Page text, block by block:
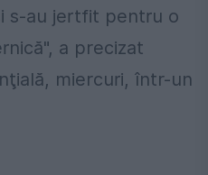
s-au jertfit pentru o
a precizat
miercuri, într-un